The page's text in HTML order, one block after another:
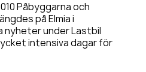
Påbyggarna och
på Elmia i
nyheter under Lastbil
intensiva dagar för